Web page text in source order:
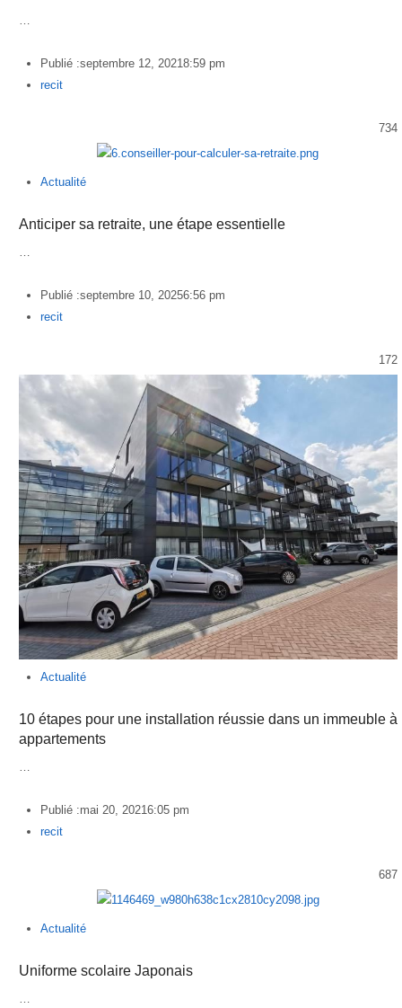
…
Publié :septembre 12, 20218:59 pm
Author
recit
734
Actualité
Anticiper sa retraite, une étape essentielle
…
Publié :septembre 10, 20256:56 pm
Author
recit
172
Actualité
10 étapes pour une installation réussie dans un immeuble à
appartements
Publié :mai 20, 20216:05 pm
Author
recit
687
Actualité
Uniforme scolaire Japonais